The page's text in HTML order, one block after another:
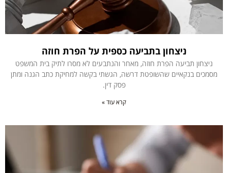
ניצחון בתביעה כספית על הפרת חוזה
ניצחון תביעה הפרת חוזה, מאחר והנתבעים לא מסרו לתיק בית המשפט
מסמכים בנקאיים שהשופטת דרשה, הגשתי בקשה למחיקת כתב הגנה ומתן
פסק דין.
קרא עוד »